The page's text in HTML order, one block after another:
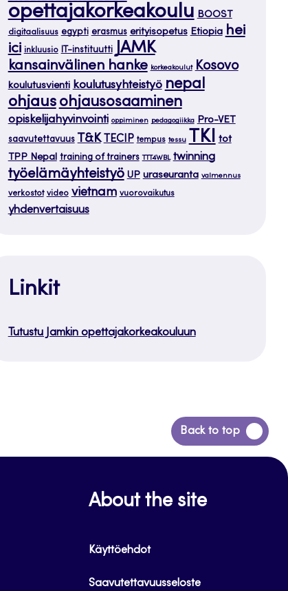
opettajakorkeakoulu BOOST
digitaalisuus egypti erasmus erityisopetus Etiopia hei
ici inkluusio IT-instituutti JAMK
kansainvälinen hanke korkeakoulut Kosovo
koulutusvienti koulutusyhteistyö nepal
ohjaus ohjausosaaminen
opiskelijahyvinvointi oppiminen pedagogiikka Pro-VET
saavutettavuus T&K TECIP tempus tessu TKI tot
TPP Nepal training of trainers TTT4WBL twinning
työelämäyhteistyö UP uraseuranta valmennus
verkostot video vietnam vuorovaikutus
yhdenvertaisuus
Linkit
Tutustu Jamkin opettajakorkeakouluun
Back to top
Siirry
takaisin
About the site
Käyttöehdot
Saavutettavuusseloste